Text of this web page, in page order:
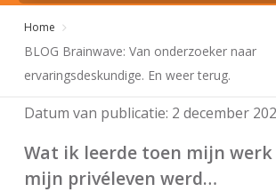
Home
BLOG Brainwave: Van onderzoeker naar
ervaringsdeskundige. En weer terug.
Datum van publicatie: 2 december
Wat ik leerde toen mijn werk
mijn privéleven werd…